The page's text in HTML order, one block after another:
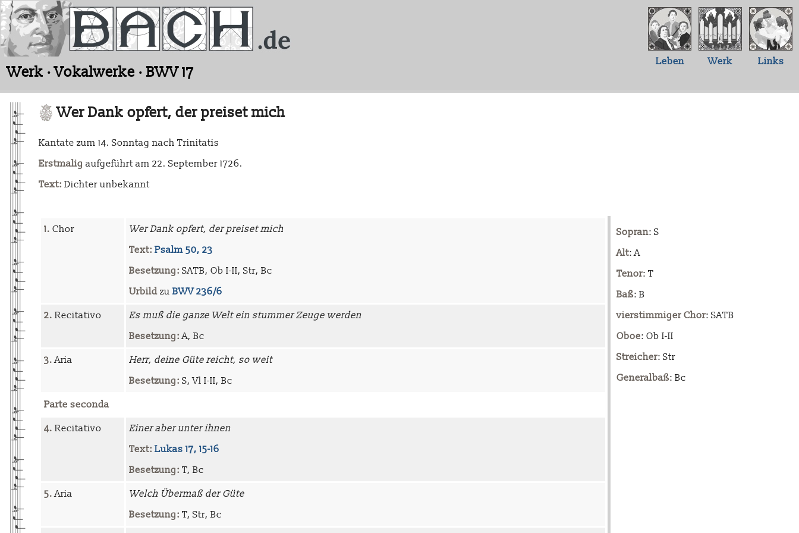
Werk · Vokalwerke · BWV 17
Leben Werk Links
Wer Dank opfert, der preiset mich
Kantate zum 14. Sonntag nach Trinitatis
Erstmalig aufgeführt am 22. September 1726.
Text: Dichter unbekannt
1. Chor
Wer Dank opfert, der preiset mich
Text: Psalm 50, 23
Besetzung: SATB, Ob I-II, Str, Bc
Urbild zu BWV 236/6
2. Recitativo
Es muß die ganze Welt ein stummer Zeuge werden
Besetzung:A, Bc
3.Aria
Herr, deine Güte reicht, so weit
Besetzung: S, Vl I-II, Bc
Parte seconda
4. Recitativo
Einer aber unter ihnen
Text: Lukas 17, 15-16
Besetzung: T, Bc
5.Aria
Welch Übermaß der Güte
Besetzung: T, Str, Bc
Sopran: S
Alt: A
Tenor: T
Baß: B
vierstimmiger Chor: SATB
Oboe: Ob I-II
Streicher: Str
Generalbaß: Bc